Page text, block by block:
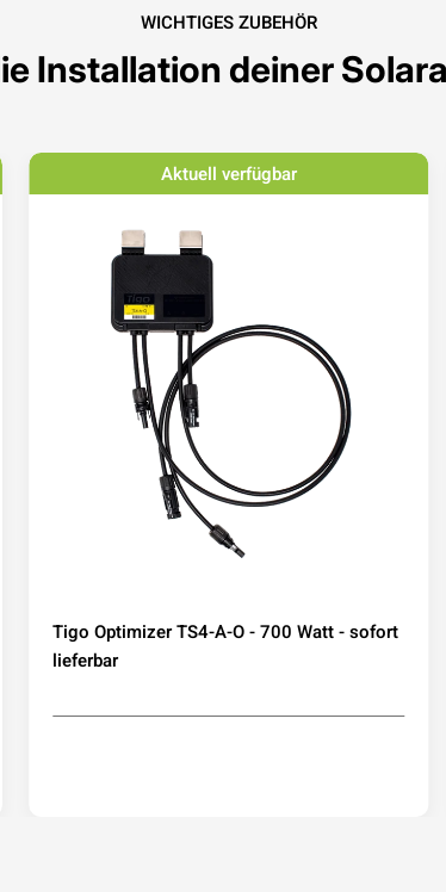
WICHTIGES ZUBEHÖR
Installation deiner
Aktuell verfügbar
Tigo Optimizer TS4-A-O - 700 Watt - sofort
lieferbar